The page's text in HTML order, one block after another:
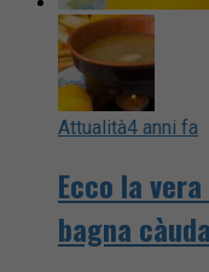
Attualità4 anni fa
Ecco la
bagna càuda